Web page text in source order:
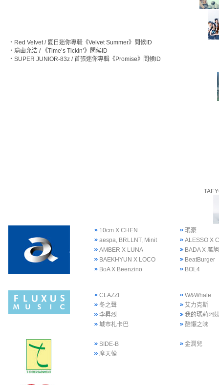
‧ Red Velvet / 夏日迷你專輯《Velvet Summer》問候ID
‧ 瑜鹵允浩 / 《Time’s Tickin’》問候ID
‧ SUPER JUNIOR-83z / 首張迷你專輯《Promise》問候ID
10cm X CHEN
珉豪
aespa, BRLLNT, Minit
ALESSO X
AMBER X LUNA
BADA X 厲旭
BAEKHYUN X LOCO
BeatBurger
BoA X Beenzino
BOL4
CLAZZI
W&Whale
冬之聲
艾力克斯
李昇烈
我的瑪莉阿
城市札卡巴
酷懶之味
SIDE-B
金潤兒
摩天輪